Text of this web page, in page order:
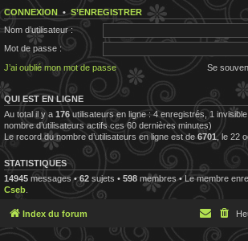
CONNEXION •S’ENREGISTRER
Nom d’utilisateur :
Mot de passe :
J’ai oublié mon mot de passe
Se
QUI EST EN LIGNE
Au total il y a 176utilisateurs en ligne : 4 enregistrés, 1
nombre d’utilisateurs actifs ces 60 dernières minutes)
Le record du nombre d’utilisateurs en ligne est de6701, le 22
STATISTIQUES
14945 messages •62 sujets • 598 membres • Le membre
Cseb
Index du forum